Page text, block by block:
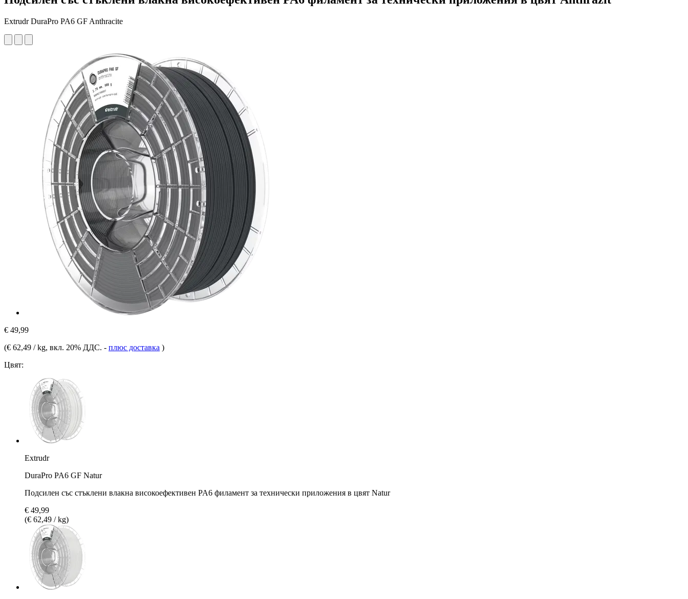
Extrudr DuraPro PA6 GF Anthracite
€ 49,99
(€ 62,49 / kg, вкл. 20% ДДС. - плюс доставка )
Цвят:
Extrudr
DuraPro PA6 GF Natur
Подсилен със стъклени влакна високоефективен PA6 филамент за технически приложения в цвят Natur
€ 49,99
(€ 62,49 / kg)